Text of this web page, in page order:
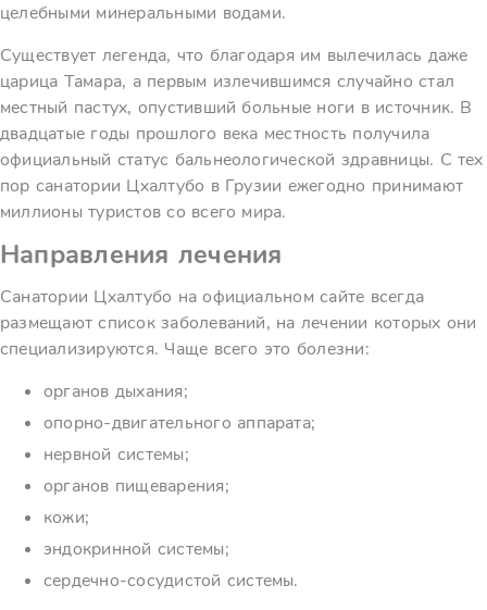
целебными минеральными водами.
Существует легенда, что благодаря им вылечилась даже
царица Тамара, а первым излечившимся случайно стал
местный пастух, опустивший больные ноги в источник. В
двадцатые годы прошлого века местность получила
официальный статус бальнеологической здравницы. С тех
пор санатории Цхалтубо в Грузии ежегодно принимают
миллионы туристов со всего мира.
Направления лечения
Санатории Цхалтубо на официальном сайте всегда
размещают список заболеваний, на лечении которых они
специализируются. Чаще всего это болезни:
органов дыхания;
опорно-двигательного аппарата;
нервной системы;
органов пищеварения;
кожи;
эндокринной системы;
сердечно-сосудистой системы.